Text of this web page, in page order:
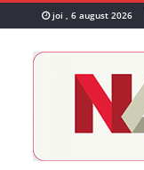
joi , 6 august 2026